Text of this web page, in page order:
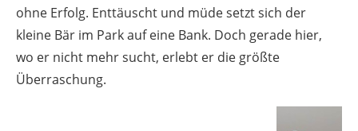
ohne Erfolg. Enttäuscht und müde setzt sich der
kleine Bär im Park auf eine Bank. Doch gerade hier,
wo er nicht mehr sucht, erlebt er die größte
Überraschung.